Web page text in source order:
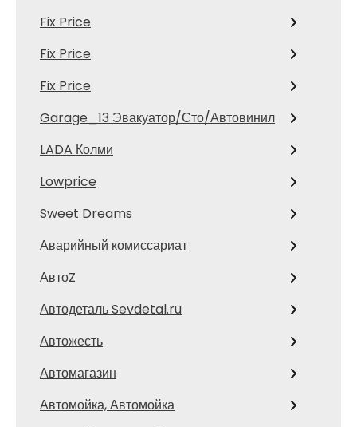
Fix Price
Fix Price
Fix Price
Garage_13 Эвакуатор/Сто/Автовинил
LADA Колми
Lowprice
Sweet Dreams
Аварийный комиссариат
АвтоZ
Автодеталь Sevdetal.ru
Автожесть
Автомагазин
Автомойка, Автомойка